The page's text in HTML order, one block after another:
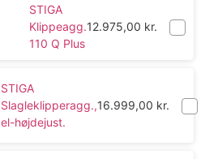
STIGA
Klippeagg.
110 Q Plus
12.975,00 kr.
STIGA
Slagleklipperagg.,
el-højdejust.
16.999,00 kr.